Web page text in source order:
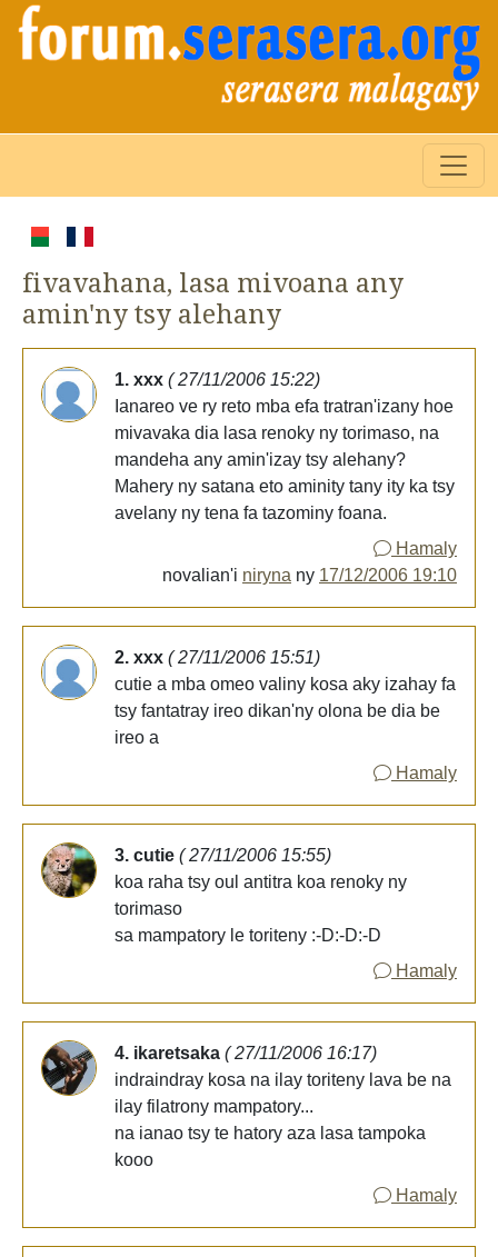
fivavahana, lasa mivoana any
amin'ny tsy alehany
1. xxx ( 27/11/2006 15:22)
Ianareo ve ry reto mba efa tratran'izany hoe
mivavaka dia lasa renoky ny torimaso, na
mandeha any amin'izay tsy alehany?
Mahery ny satana eto aminity tany ity ka tsy
avelany ny tena fa tazominy foana.
Hamaly
novalian'i niryna ny 17/12/2006 19:10
2. xxx ( 27/11/2006 15:51)
cutie a mba omeo valiny kosa aky izahay fa
tsy fantatray ireo dikan'ny olona be dia be
ireo a
Hamaly
3. cutie ( 27/11/2006 15:55)
koa raha tsy oul antitra koa renoky ny
torimaso
sa mampatory le toriteny :-D:-D:-D
Hamaly
4. ikaretsaka ( 27/11/2006 16:17)
indraindray kosa na ilay toriteny lava be na
ilay filatrony mampatory...
na ianao tsy te hatory aza lasa tampoka
kooo
Hamaly